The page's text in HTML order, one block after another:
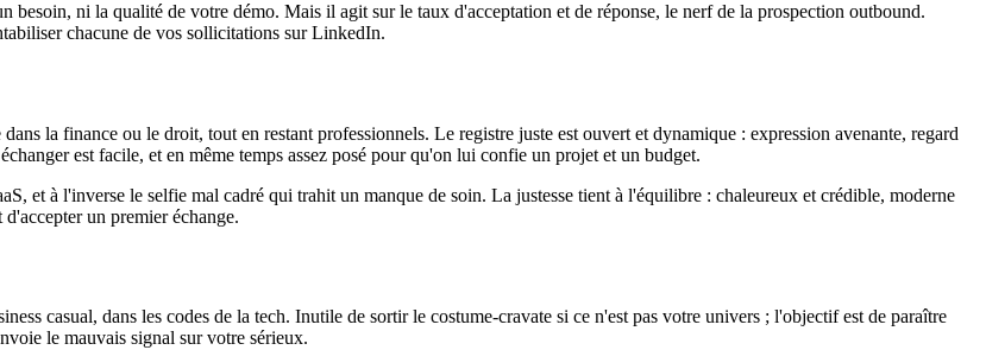
ni la qualité de votre démo. Mais il agit sur le taux d'acceptation et de réponse, le nerf de la prospection outbound.
chacune de vos sollicitations sur LinkedIn.
la finance ou le droit, tout en restant professionnels. Le registre juste est ouvert et dynamique : expression avenante, regard
est facile, et en même temps assez posé pour qu'on lui confie un projet et un budget.
et à l'inverse le selfie mal cadré qui trahit un manque de soin. La justesse tient à l'équilibre : chaleureux et crédible, moderne
un premier échange.
casual, dans les codes de la tech. Inutile de sortir le costume-cravate si ce n'est pas votre univers ; l'objectif est de paraître
le mauvais signal sur votre sérieux.